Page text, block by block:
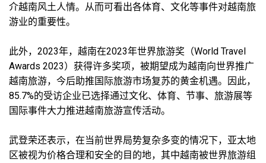
介越南风土人情。从而可看出各体育、文化等事件对越南旅
游业的重要性。
此外，2023年，越南在2023年世界旅游奖（World Travel
Awards 2023）获得许多奖项，被期望成为越南向世界推广
越南旅游，今后助推国际旅游市场复苏的黄金机遇。因此，
85.7%的受访企业已选择通过文化、体育、节事、旅游展等
国际事件大力推进越南旅游宣传活动。
武登荣还表示，在当前世界局势复杂多变的情况下，亚太地
区被视为价格合理和安全的目的地，其中越南被世界旅游组